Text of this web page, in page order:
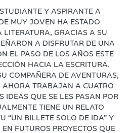
Y ASPIRANTE A
MUY JOVEN HA ESTADO
LITERATURA, GRACIAS A SU
A DISFRUTAR DE UNA
EL PASO DE LOS AÑOS ESTE
HACIA LA ESCRITURA.
COMPAÑERA DE AVENTURAS,
AHORA TRABAJAN A CUATRO
IDEAS QUE SE LES PASAN POR
TIENE UN RELATO
“UN BILLETE SOLO DE IDA” Y
FUTUROS PROYECTOS QUE